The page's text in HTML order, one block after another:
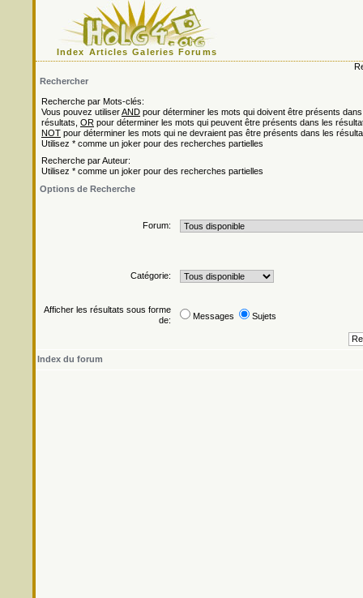
Index Articles Galeries Forums
Rechercher
Recherche par Mots-clés:
Vous pouvez utiliserAND pour déterminer les mots qui doivent être présents
résultats, OR pour déterminer les mots qui peuvent être présents dans les
NOT pour déterminer les mots qui ne devraient pas être présents dans les
Utilisez * comme un joker pour des recherches partielles
Recherche par Auteur:
Utilisez * comme un joker pour des recherches partielles
Options de Recherche
Forum:
Catégorie:
Afficher les résultats sous forme
de:
Messages Sujets
Index du forum